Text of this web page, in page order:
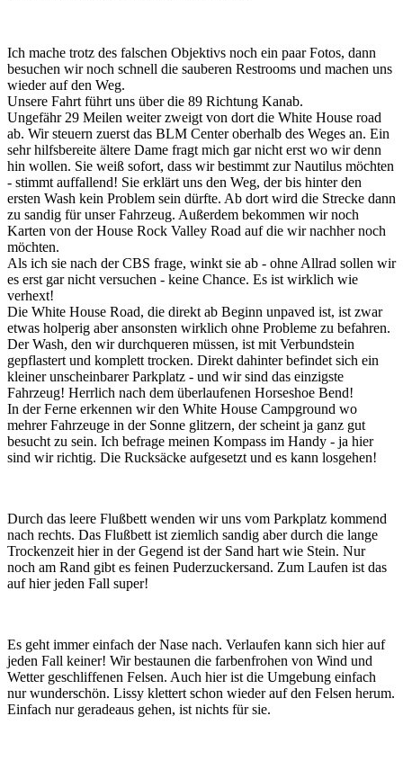
Ich mache trotz des falschen Objektivs noch ein paar Fotos, dann
besuchen wir noch schnell die sauberen Restrooms und machen uns
wieder auf den Weg.
Unsere Fahrt führt uns über die 89 Richtung Kanab.
Ungefähr 29 Meilen weiter zweigt von dort die White House road
ab. Wir steuern zuerst das BLM Center oberhalb des Weges an. Ein
sehr hilfsbereite ältere Dame fragt mich gar nicht erst wo wir denn
hin wollen. Sie weiß sofort, dass wir bestimmt zur Nautilus möchten
- stimmt auffallend! Sie erklärt uns den Weg, der bis hinter den
ersten Wash kein Problem sein dürfte. Ab dort wird die Strecke dann
zu sandig für unser Fahrzeug. Außerdem bekommen wir noch
Karten von der House Rock Valley Road auf die wir nachher noch
möchten.
Als ich sie nach der CBS frage, winkt sie ab - ohne Allrad sollen wir
es erst gar nicht versuchen - keine Chance. Es ist wirklich wie
verhext!
Die White House Road, die direkt ab Beginn unpaved ist, ist zwar
etwas holperig aber ansonsten wirklich ohne Probleme zu befahren.
Der Wash, den wir durchqueren müssen, ist mit Verbundstein
gepflastert und komplett trocken. Direkt dahinter befindet sich ein
kleiner unscheinbarer Parkplatz - und wir sind das einzigste
Fahrzeug! Herrlich nach dem überlaufenen Horseshoe Bend!
In der Ferne erkennen wir den White House Campground wo
mehrer Fahrzeuge in der Sonne glitzern, der scheint ja ganz gut
besucht zu sein. Ich befrage meinen Kompass im Handy - ja hier
sind wir richtig. Die Rucksäcke aufgesetzt und es kann losgehen!
Durch das leere Flußbett wenden wir uns vom Parkplatz kommend
nach rechts. Das Flußbett ist ziemlich sandig aber durch die lange
Trockenzeit hier in der Gegend ist der Sand hart wie Stein. Nur
noch am Rand gibt es feinen Puderzuckersand. Zum Laufen ist das
auf hier jeden Fall super!
Es geht immer einfach der Nase nach. Verlaufen kann sich hier auf
jeden Fall keiner! Wir bestaunen die farbenfrohen von Wind und
Wetter geschliffenen Felsen. Auch hier ist die Umgebung einfach
nur wunderschön. Lissy klettert schon wieder auf den Felsen herum.
Einfach nur geradeaus gehen, ist nichts für sie.